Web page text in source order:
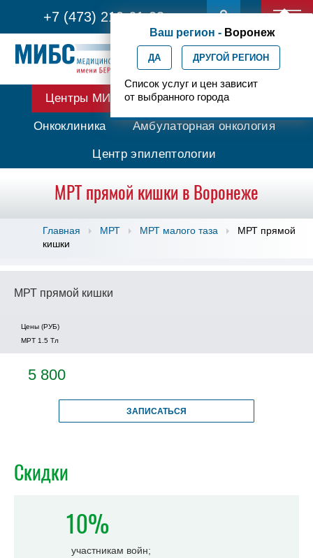
+7 (473) 210-61-03
Ваш регион - Воронеж
ДА ДРУГОЙ РЕГИОН
Список услуг и цен зависит
от выбранного города
Центры МИБС Протонная терапия
Онкоклиника Амбулаторная онкология
Центр эпилептологии
МРТ прямой кишки в Воронеже
Главная МРТ МРТ малого таза
МРТ прямой
кишки
МРТ прямой кишки
Цены (РУБ)
МРТ 1.5 Tл
5 800
ЗАПИСАТЬСЯ
Скидки
10%
участникам войн;